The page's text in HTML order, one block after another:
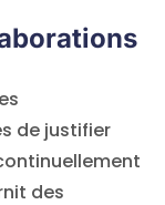
de justifier
des